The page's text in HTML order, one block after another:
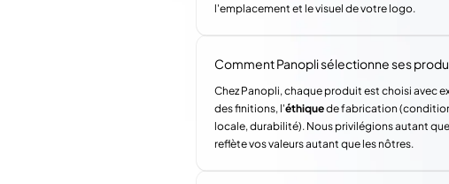
l'emplacement et le visuel de votre logo.
Comment Panopli sélectionne ses
Chez Panopli, chaque produit est choisi avec
des finitions, l'éthiquede fabrication
locale, durabilité). Nous privilégions autant
reflète vos valeurs autant que les nôtres.